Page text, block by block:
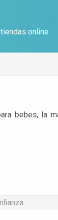
online
bebes, la